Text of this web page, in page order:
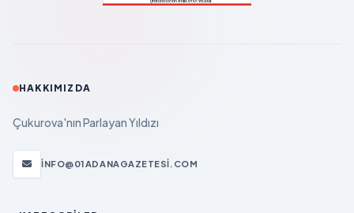
HAKKIMIZDA
Çukurova'nın Parlayan Yıldızı
INFO@01ADANAGAZETESI.COM